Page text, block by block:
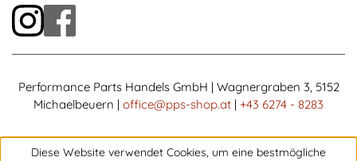
Performance Parts Handels GmbH | Wagnergraben 3, 5152
Michaelbeuern | office@pps-shop.at | +43 6274 - 8283
Diese Website verwendet Cookies, um eine bestmögliche